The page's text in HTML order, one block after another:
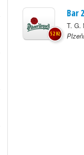
Bar
T. G.
52 Kč